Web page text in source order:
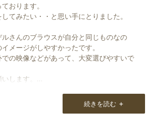
おります。
てみたい・・と思い手にとりました。
さんのブラウスが自分と同じものなの
メージがしやすかったです。
の映像などがあって、大変選びやすいで
します。
大変刺激になっていてYouTubeなどで見る
続きを読む +